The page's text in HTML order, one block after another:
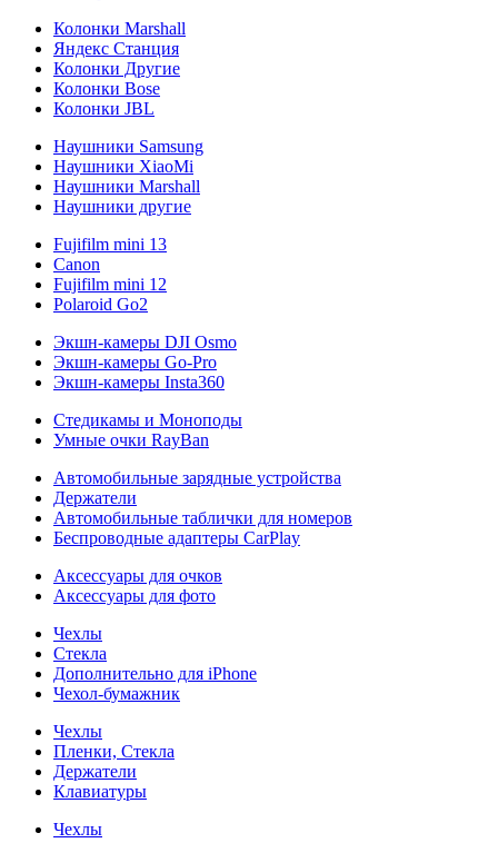
Колонки Marshall
Яндекс Станция
Колонки Другие
Колонки Bose
Колонки JBL
Наушники Samsung
Наушники XiaoMi
Наушники Marshall
Наушники другие
Fujifilm mini 13
Canon
Fujifilm mini 12
Polaroid Go2
Экшн-камеры DJI Osmo
Экшн-камеры Go-Pro
Экшн-камеры Insta360
Стедикамы и Моноподы
Умные очки RayBan
Автомобильные зарядные устройства
Держатели
Автомобильные таблички для номеров
Беспроводные адаптеры CarPlay
Аксессуары для очков
Аксессуары для фото
Чехлы
Стекла
Дополнительно для iPhone
Чехол-бумажник
Чехлы
Пленки, Стекла
Держатели
Клавиатуры
Чехлы